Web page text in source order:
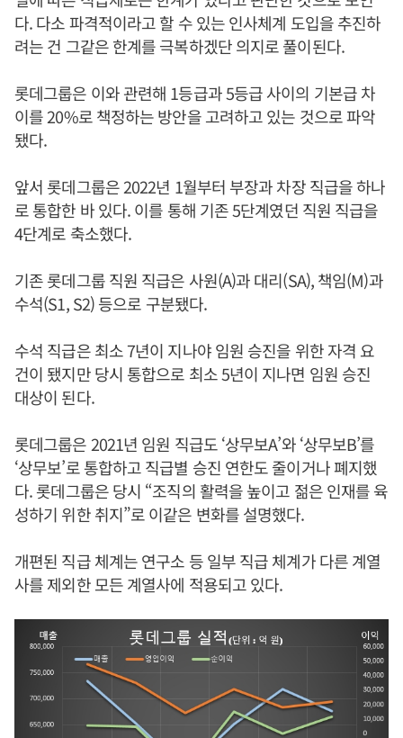
다. 다소 파격적이라고 할 수 있는 인사체계 도입을 추진하
려는 건 그같은 한계를 극복하겠단 의지로 풀이된다.
롯데그룹은 이와 관련해 1등급과 5등급 사이의 기본급 차
이를 20%로 책정하는 방안을 고려하고 있는 것으로 파악
됐다.
앞서 롯데그룹은 2022년 1월부터 부장과 차장 직급을 하나
로 통합한 바 있다. 이를 통해 기존 5단계였던 직원 직급을
4단계로 축소했다.
기존 롯데그룹 직원 직급은 사원(A)과 대리(SA), 책임(M)과
수석(S1, S2) 등으로 구분됐다.
수석 직급은 최소 7년이 지나야 임원 승진을 위한 자격 요
건이 됐지만 당시 통합으로 최소 5년이 지나면 임원 승진
대상이 된다.
롯데그룹은 2021년 임원 직급도 ‘상무보A’와 ‘상무보B’를
‘상무보’로 통합하고 직급별 승진 연한도 줄이거나 폐지했
다. 롯데그룹은 당시 “조직의 활력을 높이고 젊은 인재를 육
성하기 위한 취지”로 이같은 변화를 설명했다.
개편된 직급 체계는 연구소 등 일부 직급 체계가 다른 계열
사를 제외한 모든 계열사에 적용되고 있다.